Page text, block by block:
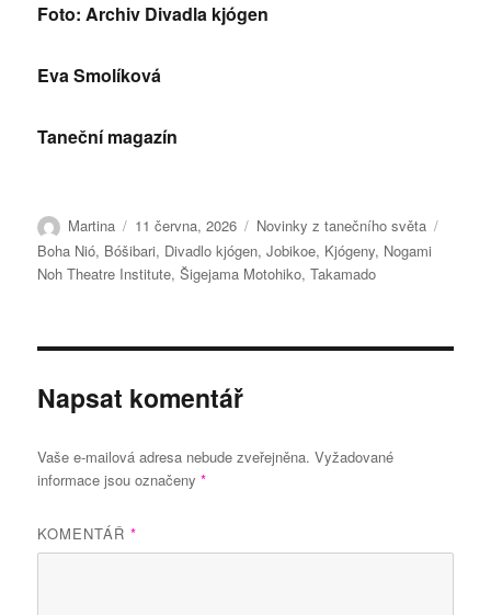
Foto: Archiv Divadla kjógen
Eva Smolíková
Taneční magazín
Autor:
Martina Publikováno:
11 června, 2026 Rubriky:
Novinky z tanečního světa
Boha Nió, Bóšibari, Divadlo kjógen,Jobikoe, Kjógeny, Nogami
Noh Theatre Institute,Šigejama Motohiko,Takamado
Napsat komentář
Vaše e-mailová adresa nebude zveřejněna. Vyžadované
informace jsou označeny*
KOMENTÁŘ*